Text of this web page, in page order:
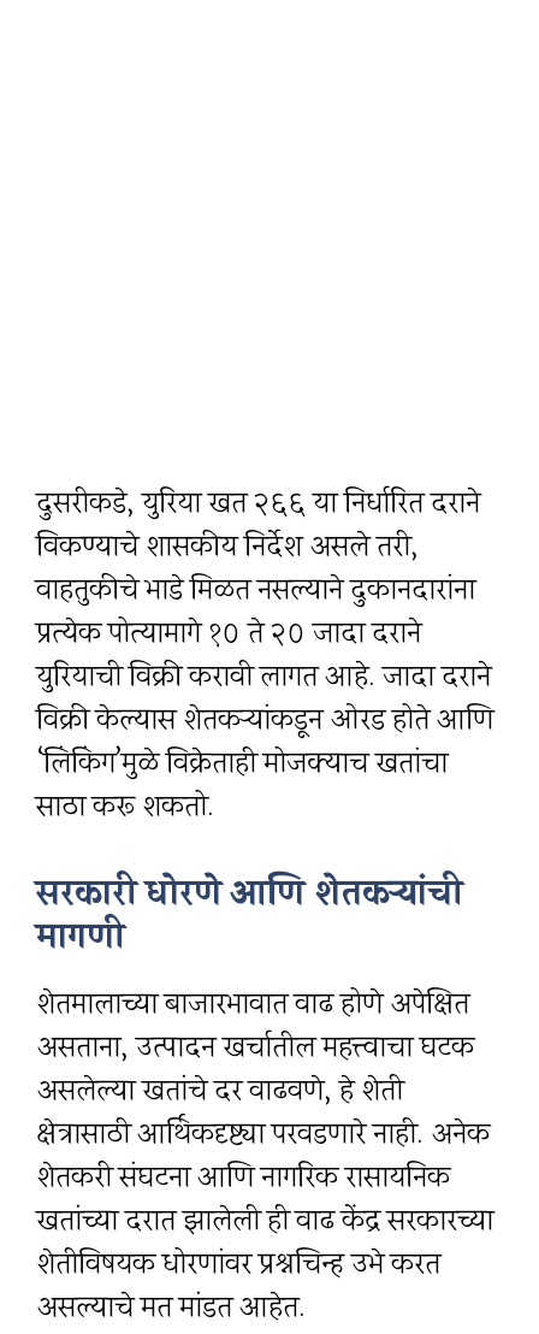
दुसरीकडे, युरिया खत ₹२६६ या निर्धारित दराने
विकण्याचे शासकीय निर्देश असले तरी,
वाहतुकीचे भाडे मिळत नसल्याने दुकानदारांना
प्रत्येक पोत्यामागे ₹१० ते ₹२० जादा दराने
युरियाची विक्री करावी लागत आहे. जादा दराने
विक्री केल्यास शेतकऱ्यांकडून ओरड होते आणि
‘लिंकिंग’मुळे विक्रेताही मोजक्याच खतांचा
साठा करू शकतो.
सरकारी धोरणे आणि शेतकऱ्यांची
मागणी
शेतमालाच्या बाजारभावात वाढ होणे अपेक्षित
असताना, उत्पादन खर्चातील महत्त्वाचा घटक
असलेल्या खतांचे दर वाढवणे, हे शेती
क्षेत्रासाठी आर्थिकदृष्ट्या परवडणारे नाही. अनेक
शेतकरी संघटना आणि नागरिक रासायनिक
खतांच्या दरात झालेली ही वाढ केंद्र सरकारच्या
शेतीविषयक धोरणांवर प्रश्नचिन्ह उभे करत
असल्याचे मत मांडत आहेत.